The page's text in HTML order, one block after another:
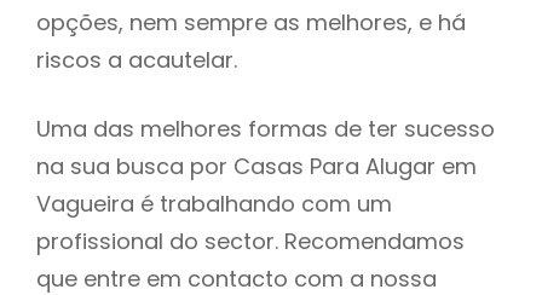
opções, nem sempre as melhores, e há
riscos a acautelar.
Uma das melhores formas de ter sucesso
na sua busca por Casas Para Alugar em
Vagueira é trabalhando com um
profissional do sector. Recomendamos
que entre em contacto com a nossa